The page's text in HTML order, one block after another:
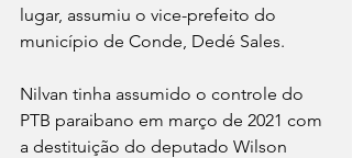
lugar, assumiu o vice-prefeito do
município de Conde, Dedé Sales.
Nilvan tinha assumido o controle do
PTB paraibano em março de 2021 com
a destituição do deputado Wilson